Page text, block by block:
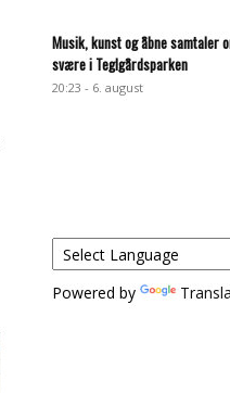
Musik, kunst og åbne samtaler
svære i Teglgårdsparken
20:23 - 6. august
Powered by